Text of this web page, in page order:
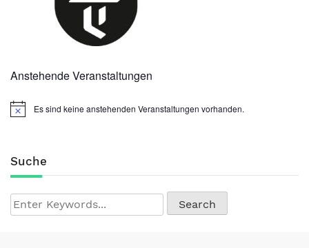
Anstehende Veranstaltungen
Es sind keine anstehenden Veranstaltungen vorhanden.
Suche